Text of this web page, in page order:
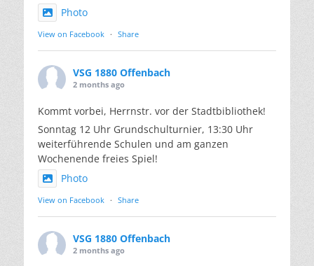
Photo
View on Facebook · Share
VSG 1880 Offenbach
2 months ago
Kommt vorbei, Herrnstr. vor der Stadtbibliothek!
Sonntag 12 Uhr Grundschulturnier, 13:30 Uhr
weiterführende Schulen und am ganzen
Wochenende freies Spiel!
Photo
View on Facebook · Share
VSG 1880 Offenbach
2 months ago